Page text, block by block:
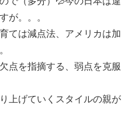
が。。。
ては減点法、アメリカは加
点を指摘する、弱点を克服
上げていくスタイルの親が